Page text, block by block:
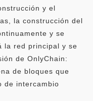
y el
la construcción del
y se
la red principal y se
de OnlyChain:
de bloques que
de intercambio